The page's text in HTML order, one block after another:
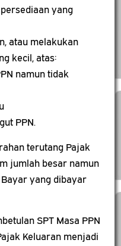
yang
atau melakukan
kecil, atas:
namun tidak
PPN.
terutang Pajak
jumlah besar namun
yang dibayar
SPT Masa PPN
Keluaran menjadi